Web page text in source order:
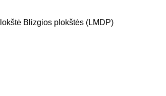
Blizgios plokštės (LMDP)